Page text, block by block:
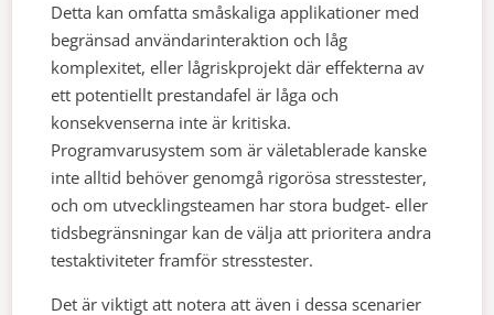
Detta kan omfatta småskaliga applikationer med
begränsad användarinteraktion och låg
komplexitet, eller lågriskprojekt där effekterna av
ett potentiellt prestandafel är låga och
konsekvenserna inte är kritiska.
Programvarusystem som är väletablerade kanske
inte alltid behöver genomgå rigorösa stresstester,
och om utvecklingsteamen har stora budget- eller
tidsbegränsningar kan de välja att prioritera andra
testaktiviteter framför stresstester.
Det är viktigt att notera att även i dessa scenarier